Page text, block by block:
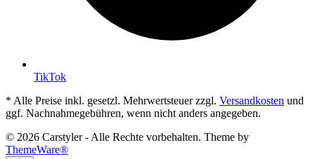
TikTok
* Alle Preise inkl. gesetzl. Mehrwertsteuer zzgl. Versandkosten und
ggf. Nachnahmegebühren, wenn nicht anders angegeben.
© 2026 Carstyler - Alle Rechte vorbehalten. Theme by
ThemeWare®